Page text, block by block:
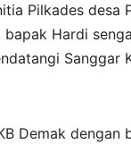
Pilkades desa
Hardi
Sanggar
Demak dengan